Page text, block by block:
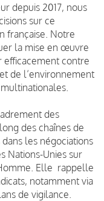
depuis 2017, nous
sur ce
française. Notre
la mise en œuvre
efficacement contre
de l’environnement
des
des chaînes de
les négociations
Nations-Unies sur
Elle rappelle
notamment via
de vigilance.